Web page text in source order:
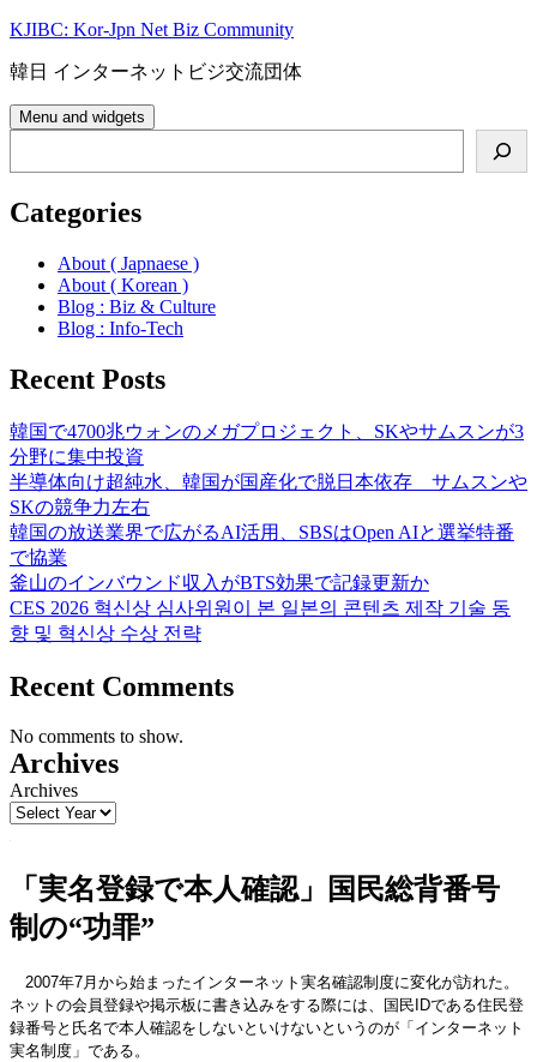
Skip
content
KJIBC: Kor-Jpn Net Biz Community
韓日 インターネットビジ交流団体
Menu and widgets
Categories
About ( Japnaese )
About ( Korean )
Blog : Biz & Culture
Blog : Info-Tech
Recent Posts
韓国で4700兆ウォンのメガプロジェクト、SKやサムスンが3
分野に集中投資
半導体向け超純水、韓国が国産化で脱日本依存 サムスンや
SKの競争力左右
韓国の放送業界で広がるAI活用、SBSはOpen AIと選挙特番
で協業
釜山のインバウンド収入がBTS効果で記録更新か
CES 2026 혁신상 심사위원이 본 일본의 콘텐츠 제작 기술 동
향 및 혁신상 수상 전략
Recent Comments
No comments to show.
Archives
Archives
「実名登録で本人確認」国民総背番号
制の“功罪”
2007年7月から始まったインターネット実名確認制度に変化が訪れた。
ネットの会員登録や掲示板に書き込みをする際には、国民IDである住民登
録番号と氏名で本人確認をしないといけないというのが「インターネット
実名制度」である。